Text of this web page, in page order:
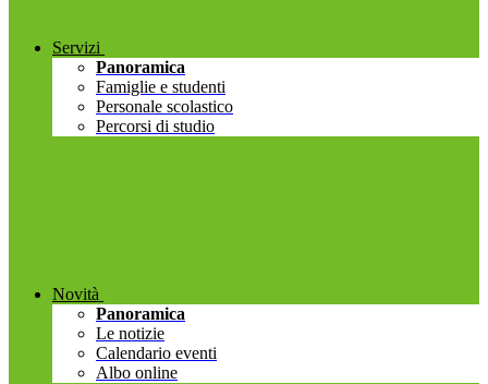
Servizi
Panoramica
Famiglie e studenti
Personale scolastico
Percorsi di studio
Novità
Panoramica
Le notizie
Calendario eventi
Albo online